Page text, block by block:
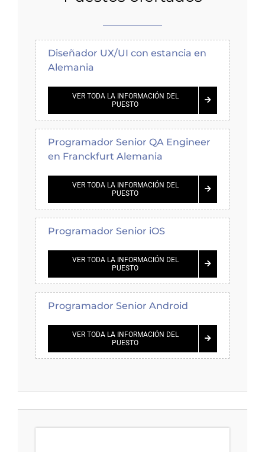
Diseñador UX/UI con estancia en
Alemania
VER TODA LA INFORMACIÓN DEL
PUESTO
Programador Senior QA Engineer
en Franckfurt Alemania
VER TODA LA INFORMACIÓN DEL
PUESTO
Programador Senior iOS
VER TODA LA INFORMACIÓN DEL
PUESTO
Programador Senior Android
VER TODA LA INFORMACIÓN DEL
PUESTO